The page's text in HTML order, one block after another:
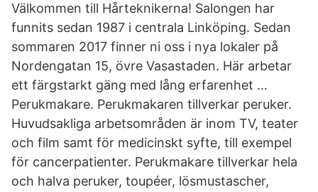
Välkommen till Hårteknikerna! Salongen har
funnits sedan 1987 i centrala Linköping. Sedan
sommaren 2017 finner ni oss i nya lokaler på
Nordengatan 15, övre Vasastaden. Här arbetar
ett färgstarkt gäng med lång erfarenhet …
Perukmakare. Perukmakaren tillverkar peruker.
Huvudsakliga arbetsområden är inom TV, teater
och film samt för medicinskt syfte, till exempel
för cancerpatienter. Perukmakare tillverkar hela
och halva peruker, toupéer, lösmustascher,